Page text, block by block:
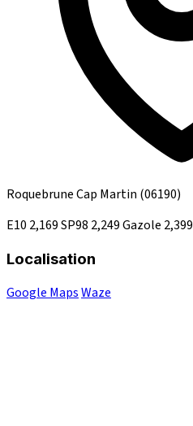
Roquebrune Cap Martin (06190)
E10 2,169SP98 2,249Gazole 2,399
Localisation
Google MapsWaze